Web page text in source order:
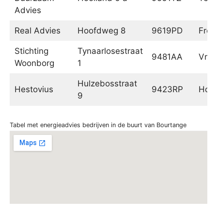
Advies
Real Advies Hoofdweg 8 9619PD
Stichting
Woonborg
Tynaarlosestraat
1
9481AA
Hestovius
Hulzebosstraat
9
9423RP
Tabel met energieadvies bedrijven in de buurt van Bourtange